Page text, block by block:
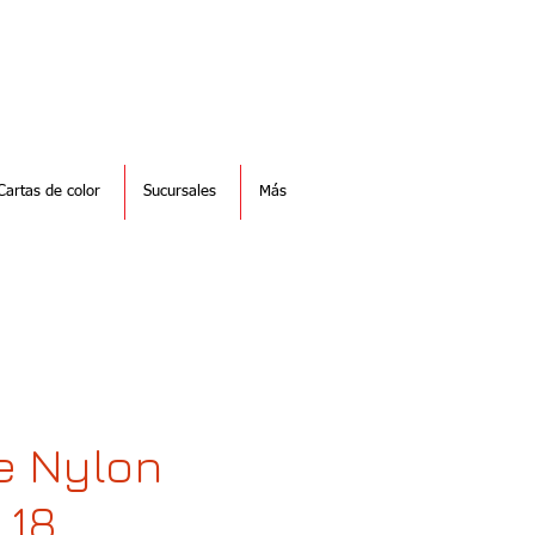
de color Sucursales Más
Nylon